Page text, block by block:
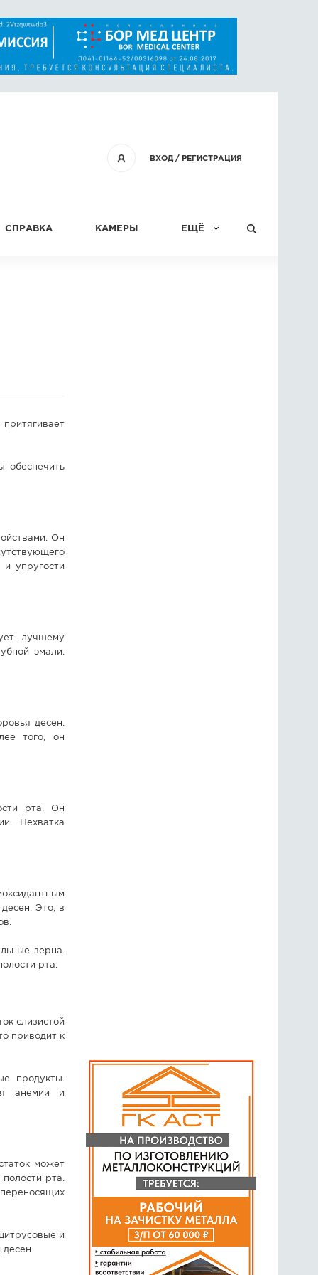
ВХОД/ РЕГИСТРАЦИЯ
СПРАВКА КАМЕРЫ ЕЩЁ
обеспечить
Он
упругости
лучшему
эмали.
десен.
того, он
рта. Он
Нехватка
Это, в
зерна.
рта.
слизистой
приводит к
продукты.
анемии и
может
рта.
и